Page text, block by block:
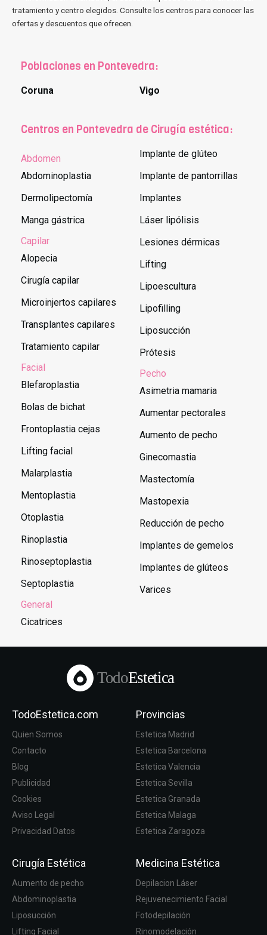
tratamiento y centro elegidos. Consulte los centros para conocer las
ofertas y descuentos que ofrecen.
Poblaciones en Pontevedra:
Coruna Vigo
Centros en Pontevedra de Cirugía estética:
Abdomen
Abdominoplastia
Dermolipectomía
Manga gástrica
Capilar
Alopecia
Cirugía capilar
Microinjertos capilares
Transplantes capilares
Tratamiento capilar
Facial
Blefaroplastia
Bolas de bichat
Frontoplastia cejas
Lifting facial
Malarplastia
Mentoplastia
Otoplastia
Rinoplastia
Rinoseptoplastia
Septoplastia
General
Cicatrices
Implante de glúteo
Implante de pantorrillas
Implantes
Láser lipólisis
Lesiones dérmicas
Lifting
Lipoescultura
Lipofilling
Liposucción
Prótesis
Pecho
Asimetria mamaria
Aumentar pectorales
Aumento de pecho
Ginecomastia
Mastectomía
Mastopexia
Reducción de pecho
Implantes de gemelos
Implantes de glúteos
Varices
TodoEstetica
TodoEstetica.com
Quien Somos
Contacto
Blog
Publicidad
Cookies
Aviso Legal
Privacidad Datos
Provincias
Estetica Madrid
Estetica Barcelona
Estetica Valencia
Estetica Sevilla
Estetica Granada
Estetica Malaga
Estetica Zaragoza
Cirugía Estética
Aumento de pecho
Abdominoplastia
Liposucción
Lifting Facial
Medicina Estética
Depilacion Láser
Rejuvenecimiento Facial
Fotodepilación
Rinomodelación